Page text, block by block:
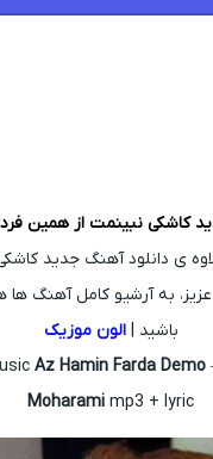
کاشکی نبینمت از همین
ی دانلود آهنگ جدید
عزیز، به آرشیو کامل آهنگ
باشید |الون موزیک
Az Hamin Farda Demo
Moharami mp3 + lyric